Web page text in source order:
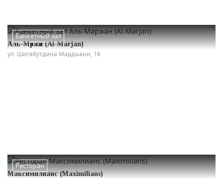
Банкетный зал
Аль-Мәржән (Al-Marjan)
ул. Шигабутдина Марджани, 16
Ресторан
Максимилианс (Maximilians)